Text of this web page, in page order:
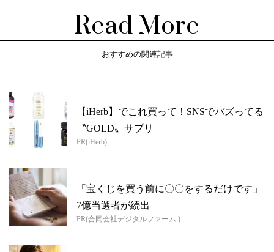
Read More
おすすめの関連記事
【iHerb】でこれ買って！SNSでバズってる
〝GOLD〟サプリ
PR(iHerb)
「宝くじを買う前に〇〇をするだけです」
7億当選者が続出
PR(合同会社デジタルファーム )